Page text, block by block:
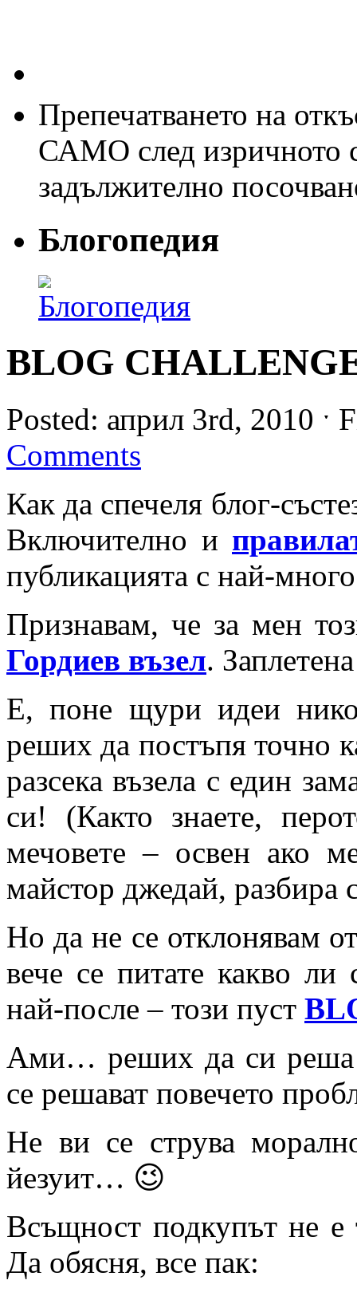
Препечатването на
САМО след изричното
задължително
Блогопедия
BLOG
Posted: април 3rd, 2010 ˑ
Comments
Как да спечеля блог-
Включително и
публикацията с най-
Признавам, че за мен
Гордиев възел.
Е, поне щури идеи
реших да постъпя точно
разсека възела с един
си! (Както знаете,
мечовете – освен ако
майстор джедай, разбира
Но да не се отклонявам
вече се питате какво
най-после – този пуст
Ами… реших да си реша
се решават повечето
Не ви се струва
йезуит… 😉
Всъщност подкупът не е
Да обясня, все пак: